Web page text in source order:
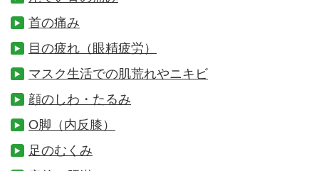
首の痛み
目の疲れ（眼精疲労）
マスク生活での肌荒れやニキビ
顔のしわ・たるみ
O脚（内反膝）
足のむくみ